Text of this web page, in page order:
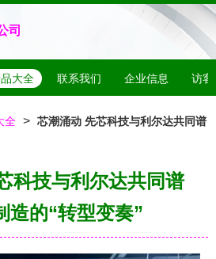
司
大全 联系我们 企业信息 访客
全 > 芯潮涌动 先芯科技与利尔达共同谱
科技与利尔达共同谱
造的“转型变奏”